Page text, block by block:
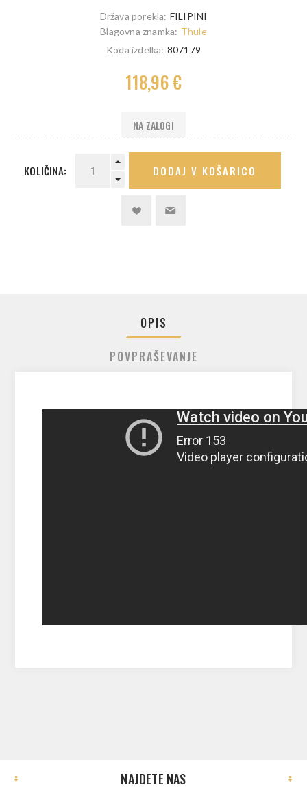
Država porekla: FILIPINI
Blagovna znamka: Thule
Koda izdelka: 807179
118,96 €
NA ZALOGI
KOLIČINA: DODAJ V KOŠARICO
OPIS
POVPRAŠEVANJE
NAJDETE NAS